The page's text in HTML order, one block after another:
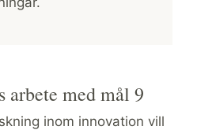
arbete med mål 9
inom innovation vill